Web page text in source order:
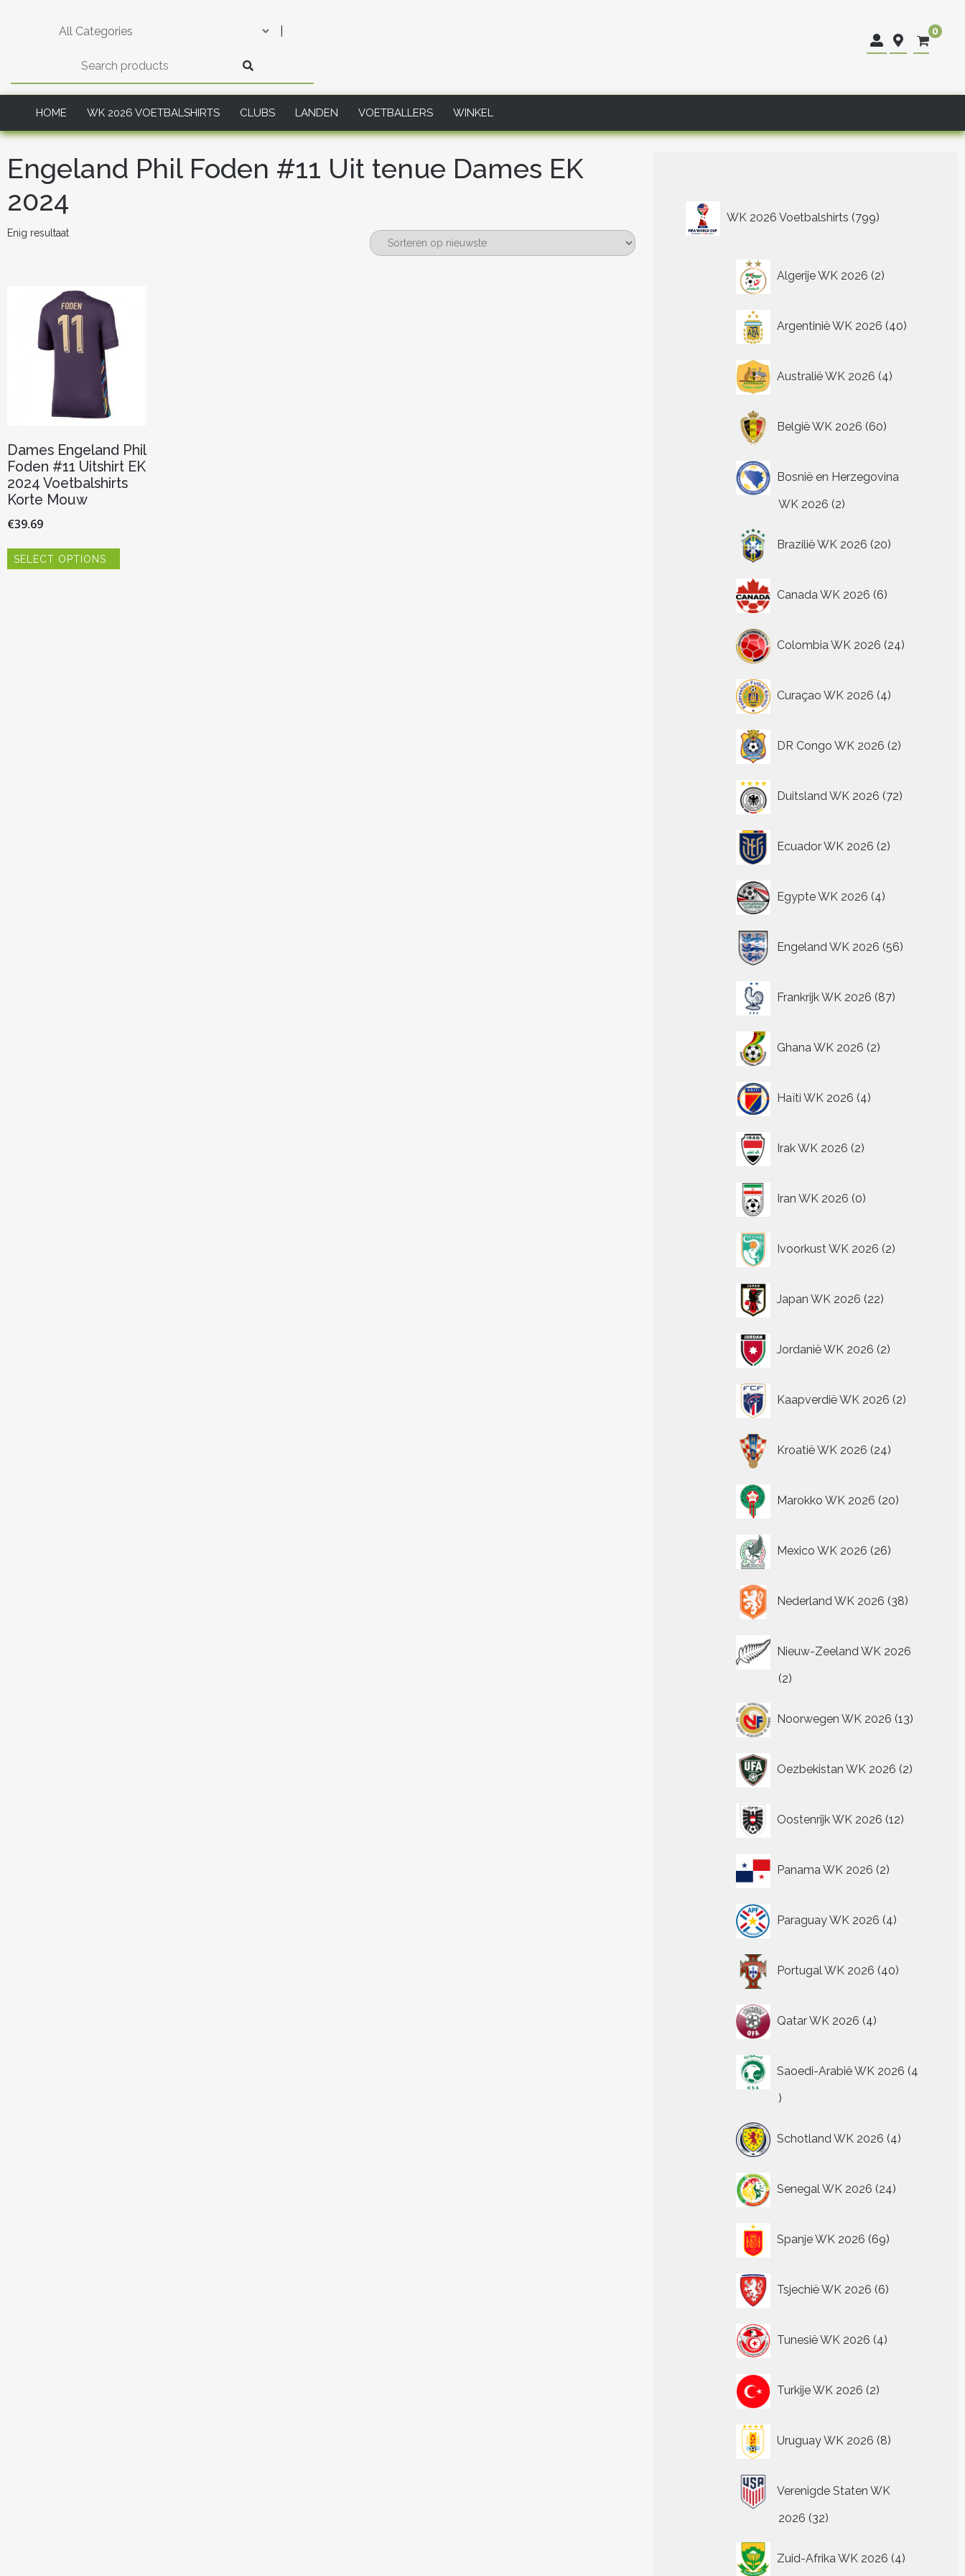
0
HOME WK 2026 VOETBALSHIRTS CLUBS LANDEN VOETBALLERS WINKEL
Engeland Phil Foden #11 Uit tenue Dames EK
2024
Enig resultaat
Dames Engeland Phil
Foden #11 Uitshirt EK
2024 Voetbalshirts
Korte Mouw
€39.69
SELECT OPTIONS
WK 2026 Voetbalshirts 799
producten
Algerije WK 2026 2
producten
Argentinië WK 2026 40
producten
Australië WK 2026 4
producten
België WK 2026 60
producten
Bosnië en Herzegovina
WK 2026 22
Brazilië WK 2026 20
producten
Canada WK 2026 6
producten
Colombia WK 2026 24
producten
Curaçao WK 2026 4
producten
DR Congo WK 2026 2
producten
Duitsland WK 2026 72
producten
Ecuador WK 2026 2
producten
Egypte WK 2026 4
producten
Engeland WK 2026 56
producten
Frankrijk WK 2026 87
producten
Ghana WK 2026 2
producten
Haïti WK 2026 4
producten
Irak WK 2026 2
producten
Iran WK 2026 0
producten
Ivoorkust WK 2026 2
producten
Japan WK 2026 22
producten
Jordanië WK 2026 2
producten
Kaapverdië WK 2026 2
producten
Kroatië WK 2026 24
producten
Marokko WK 2026 20
producten
Mexico WK 2026 26
producten
Nederland WK 2026 38
producten
Nieuw-Zeeland WK 2026
22
Noorwegen WK 2026 13
producten
Oezbekistan WK 2026 2
producten
Oostenrijk WK 2026 12
producten
Panama WK 2026 2
producten
Paraguay WK 2026 4
producten
Portugal WK 2026 40
producten
Qatar WK 2026 4
producten
Saoedi-Arabië WK 2026 4
4
Schotland WK 2026 4
producten
Senegal WK 2026 24
producten
Spanje WK 2026 69
producten
Tsjechië WK 2026 6
producten
Tunesië WK 2026 4
producten
Turkije WK 2026 2
producten
Uruguay WK 2026 8
producten
Verenigde Staten WK
2026 3232
Zuid-Afrika WK 2026 4
producten